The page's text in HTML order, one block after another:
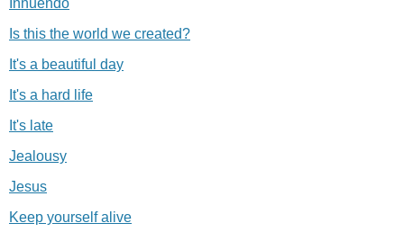
Innuendo
Is this the world we created?
It's a beautiful day
It's a hard life
It's late
Jealousy
Jesus
Keep yourself alive